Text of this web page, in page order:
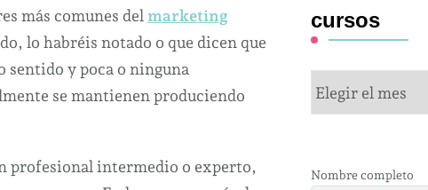
más comunes del marketing
lo habréis notado o que dicen que
sentido y poca o ninguna
se mantienen produciendo
profesional intermedio o experto,
cursos
cursos
Nombre completo